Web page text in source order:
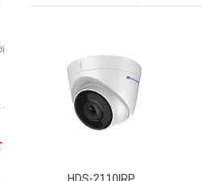
1 MP CMOS Network Dome